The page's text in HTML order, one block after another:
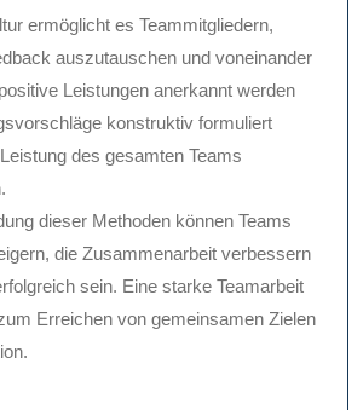
ermöglicht es Teammitgliedern,
auszutauschen und voneinander
Leistungen anerkannt werden
konstruktiv formuliert
des gesamten Teams
dieser Methoden können Teams
die Zusammenarbeit verbessern
sein. Eine starke Teamarbeit
Erreichen von gemeinsamen Zielen